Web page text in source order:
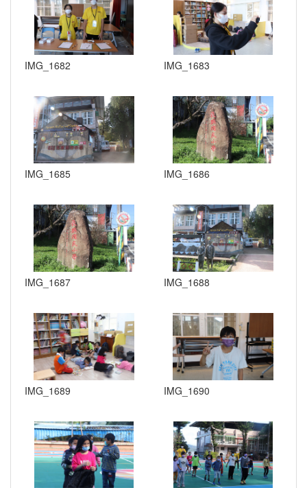
IMG_1682 IMG_1683
IMG_1685 IMG_1686
IMG_1687 IMG_1688
IMG_1689 IMG_1690